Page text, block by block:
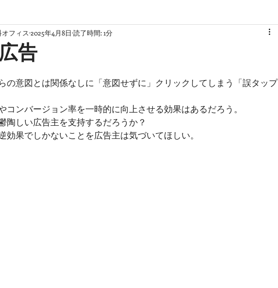
告
フィス 2025年4月8日 読了時間: 1分
の意図とは関係なしに「意図せずに」クリックしてしまう「誤タップ
コンバージョン率を一時的に向上させる効果はあるだろう。
陶しい広告主を支持するだろうか？
効果でしかないことを広告主は気づいてほしい。